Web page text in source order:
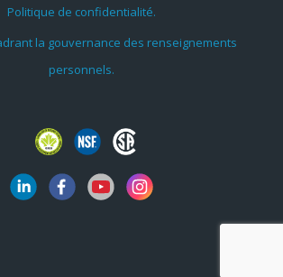
Politique de confidentialité.
la gouvernance des renseignements
personnels.